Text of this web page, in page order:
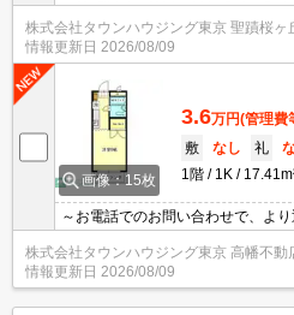
地域密着タウンハウジングまで～
株式会社タウンハウジング東京 聖蹟桜ヶ
情報更新日 2026/08/09
画像：15枚
3.6万円(管理費
敷
なし 礼
1階
1K
～お電話でのお問い合わせで、よ
地域密着タウンハウジングまで～
株式会社タウンハウジング東京 高幡不動
情報更新日 2026/08/09